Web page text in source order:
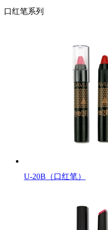
口红笔系列
U-20B（口红笔）